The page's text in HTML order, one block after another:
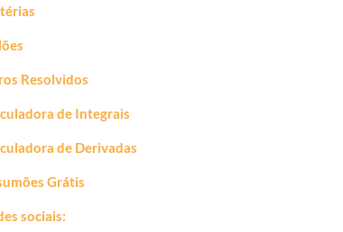
Resolvidos
de Integrais
de Derivadas
Grátis
sociais: